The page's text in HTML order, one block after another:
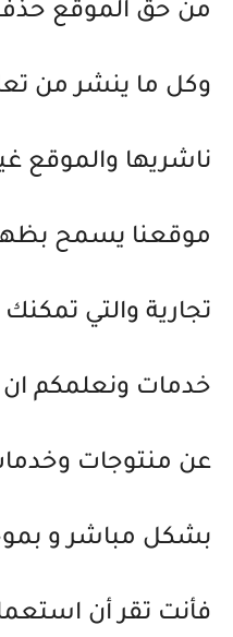
وكل ما ينشر من
ناشريها والموقع
تجارية والتي
خدمات ونعلمكم
عن منتوجات
بشكل مباشر و
فأنت تقر أن